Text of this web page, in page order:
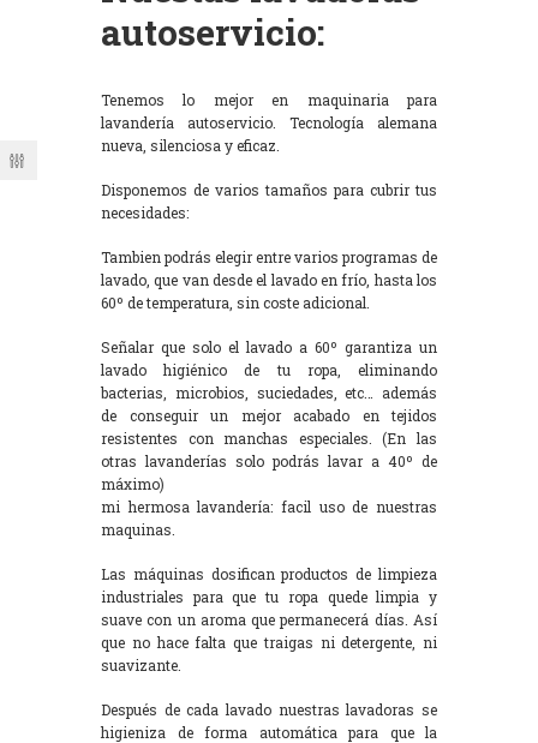
autoservicio:
Tenemos lo mejor en maquinaria para
lavandería autoservicio. Tecnología alemana
nueva, silenciosa y eficaz.
Disponemos de varios tamaños para cubrir tus
necesidades:
Tambien podrás elegir entre varios programas de
lavado, que van desde el lavado en frío, hasta los
60º de temperatura, sin coste adicional.
Señalar que solo el lavado a 60º garantiza un
lavado higiénico de tu ropa, eliminando
bacterias, microbios, suciedades, etc… además
de conseguir un mejor acabado en tejidos
resistentes con manchas especiales. (En las
otras lavanderías solo podrás lavar a 40º de
máximo)
mi hermosa lavandería: facil uso de nuestras
maquinas.
Las máquinas dosifican productos de limpieza
industriales para que tu ropa quede limpia y
suave con un aroma que permanecerá días. Así
que no hace falta que traigas ni detergente, ni
suavizante.
Después de cada lavado nuestras lavadoras se
higieniza de forma automática para que la